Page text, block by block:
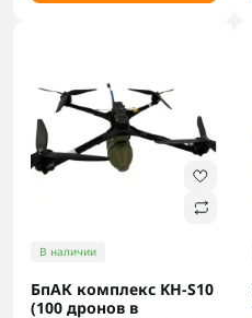
В наличии
БпАК комплекс KH-S10
(100 дронов в